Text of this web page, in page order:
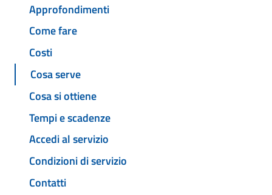
Approfondimenti
Come fare
Costi
Cosa serve
Cosa si ottiene
Tempi e scadenze
Accedi al servizio
Condizioni di servizio
Contatti